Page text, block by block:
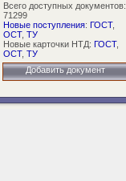
Всего доступных документов:
71299
Новые поступления: ГОСТ,
ОСТ, ТУ
Новые карточки НТД: ГОСТ,
ОСТ, ТУ
Добавить документ